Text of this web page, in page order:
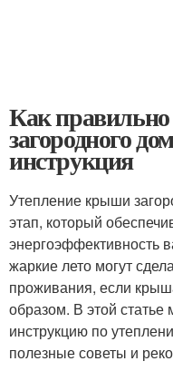
Как
загородного
инструкция
Утепление крыши
этап, который
энергоэффективность
жаркие лето могут
проживания, если
образом. В этой
инструкцию по
полезные советы и